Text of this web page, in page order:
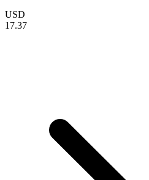
USD
17.37